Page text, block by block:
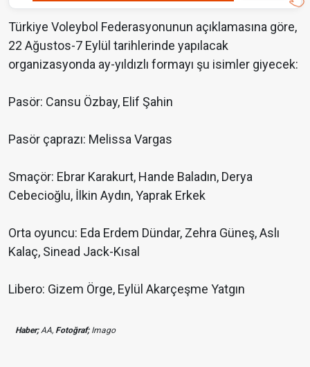
Türkiye Voleybol Federasyonunun açıklamasına göre,
22 Ağustos-7 Eylül tarihlerinde yapılacak
organizasyonda ay-yıldızlı formayı şu isimler giyecek:
Pasör: Cansu Özbay, Elif Şahin
Pasör çaprazı: Melissa Vargas
Smaçör: Ebrar Karakurt, Hande Baladın, Derya
Cebecioğlu, İlkin Aydın, Yaprak Erkek
Orta oyuncu: Eda Erdem Dündar, Zehra Güneş, Aslı
Kalaç, Sinead Jack-Kısal
Libero: Gizem Örge, Eylül Akarçeşme Yatgın
Haber;AA, Fotoğraf;Imago